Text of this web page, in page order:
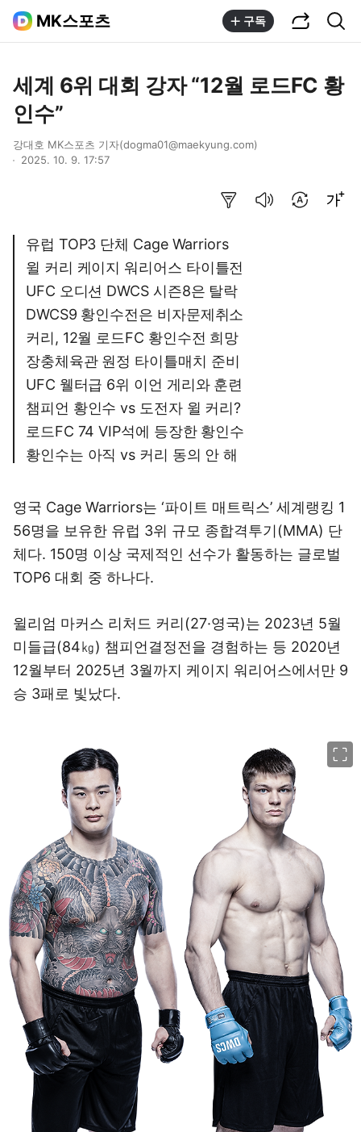
MK스포츠 구독
세계 6위 대회 강자 “12월 로드FC 황
인수”
강대호 MK스포츠 기자(dogma01@maekyung.com)
2025. 10. 9. 17:57
유럽 TOP3 단체 Cage Warriors
윌 커리 케이지 워리어스 타이틀전
UFC 오디션 DWCS 시즌8은 탈락
DWCS9 황인수전은 비자문제취소
커리, 12월 로드FC 황인수전 희망
장충체육관 원정 타이틀매치 준비
UFC 웰터급 6위 이언 게리와 훈련
챔피언 황인수 vs 도전자 윌 커리?
로드FC 74 VIP석에 등장한 황인수
황인수는 아직 vs 커리 동의 안 해
영국 Cage Warriors는 ‘파이트 매트릭스’ 세계랭킹 1
56명을 보유한 유럽 3위 규모 종합격투기(MMA) 단
체다. 150명 이상 국제적인 선수가 활동하는 글로벌
TOP6 대회 중 하나다.
윌리엄 마커스 리처드 커리(27·영국)는 2023년 5월
미들급(84㎏) 챔피언결정전을 경험하는 등 2020년
12월부터 2025년 3월까지 케이지 워리어스에서만 9
승 3패로 빛났다.